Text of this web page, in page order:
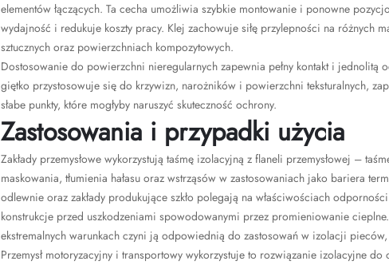
elementów łączących. Ta cecha umożliwia szybkie montowanie i ponowne
wydajność i redukuje koszty pracy. Klej zachowuje siłę przylepności na różnych
sztucznych oraz powierzchniach kompozytowych.
Dostosowanie do powierzchni nieregularnych zapewnia pełny kontakt i jednolitą
giętko przystosowuje się do krzywizn, narożników i powierzchni teksturalnych,
słabe punkty, które mogłyby naruszyć skuteczność ochrony.
Zastosowania i przypadki użycia
Zakłady przemysłowe wykorzystują taśmę izolacyjną z flaneli przemysłowej –
maskowania, tłumienia hałasu oraz wstrząsów w zastosowaniach jako bariera
odlewnie oraz zakłady produkujące szkło polegają na właściwościach
konstrukcje przed uszkodzeniami spowodowanymi przez promieniowanie
ekstremalnych warunkach czyni ją odpowiednią do zastosowań w izolacji
Przemysł motoryzacyjny i transportowy wykorzystuje to rozwiązanie izolacyjne do